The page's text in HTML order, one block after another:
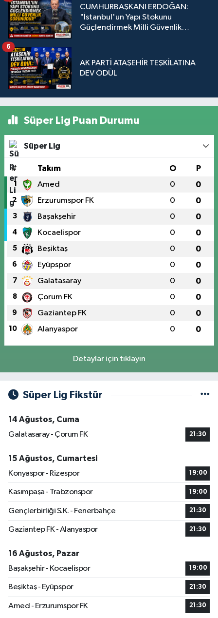
CUMHURBAŞKANI ERDOĞAN:
"İstanbul'un Yapı Stokunu
Güçlendirmek Milli Güvenlik
AK PARTİ ATAŞEHİR TEŞKİLATINA
DEV ÖDÜL
6
Süper Lig Puan Durumu
Süper Lig
# Takım O P
1 Amed 0 0
2 Erzurumspor FK 0 0
3 Başakşehir 0 0
4 Kocaelispor 0 0
5 Beşiktaş 0 0
6 Eyüpspor 0 0
7 Galatasaray 0 0
8 Çorum FK 0 0
9 Gaziantep FK 0 0
10 Alanyaspor 0 0
Detaylar için tıklayın
Süper Lig Fikstür
14 Ağustos, Cuma
Galatasaray - Çorum FK
21:30
15 Ağustos, Cumartesi
Konyaspor - Rizespor
19:00
Kasımpaşa - Trabzonspor 19:00
Gençlerbirliği S.K. - Fenerbahçe 21:30
Gaziantep FK - Alanyaspor 21:30
16 Ağustos, Pazar
Başakşehir - Kocaelispor
19:00
Beşiktaş - Eyüpspor 21:30
Amed - Erzurumspor FK 21:30